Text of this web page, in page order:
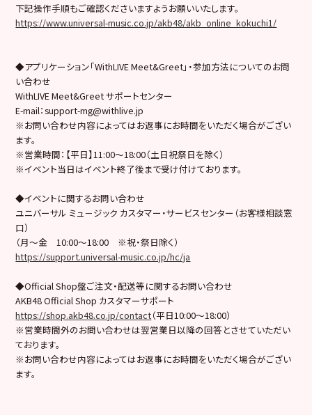
下記操作手順もご確認くださいますようお願いいたします。
https://www.universal-music.co.jp/akb48/akb_online_kokuchi1/
◆アプリケーション「WithLIVE Meet&Greet」・参加方法についてのお問
い合わせ
WithLIVE Meet&Greet サポートセンター
E-mail：support-mg@withlive.jp
※お問い合わせ内容によってはお返事にお時間をいただく場合がござい
ます。
※営業時間：【平日】11:00〜18:00（土日祝祭日を除く）
※イベント当日はイベント終了後まで受け付けております。
◆イベントに関するお問い合わせ
ユニバーサル ミュ－ジック カスタマー・サービスセンター（お客様相談窓
口）
（月～金 10:00～18:00 ※祝・祭日除く）
https://support.universal-music.co.jp/hc/ja
◆Official Shop盤ご注文・配送等に関するお問い合わせ
AKB48 Official Shop カスタマーサポート
https://shop.akb48.co.jp/contact（平日10:00～18:00）
※営業時間外のお問い合わせは翌営業日以降の回答とさせていただい
ております。
※お問い合わせ内容によってはお返事にお時間をいただく場合がござい
ます。